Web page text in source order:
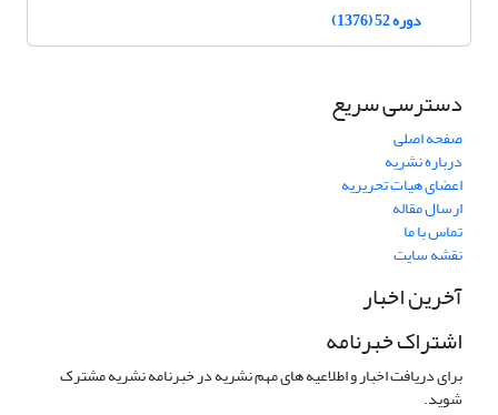
دوره 52 (1376)
دسترسی سریع
صفحه اصلی
درباره نشریه
اعضای هیات تحریریه
ارسال مقاله
تماس با ما
نقشه سایت
آخرین اخبار
اشتراک خبرنامه
برای دریافت اخبار و اطلاعیه های مهم نشریه در خبرنامه نشریه مشترک
شوید.